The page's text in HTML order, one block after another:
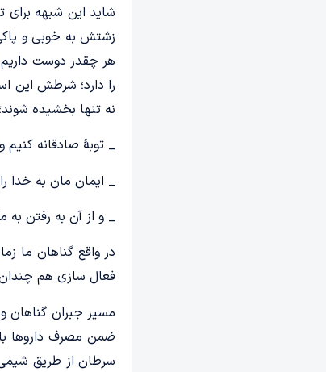
شاید این شبهه برای
زشتش به خوبی و
هر چقدر دوست
را دارد؛ شرطش این
نه تنها بخشیده
_ توبۀ صادقانه کنیم
_ ایمان مان به خدا
_ و از آن به رفتن به
در واقع گناهان ما
فعال سازی هم چندان
مسیر جبران گناهان
ضمن مصرف داروها
سرطان از طریق